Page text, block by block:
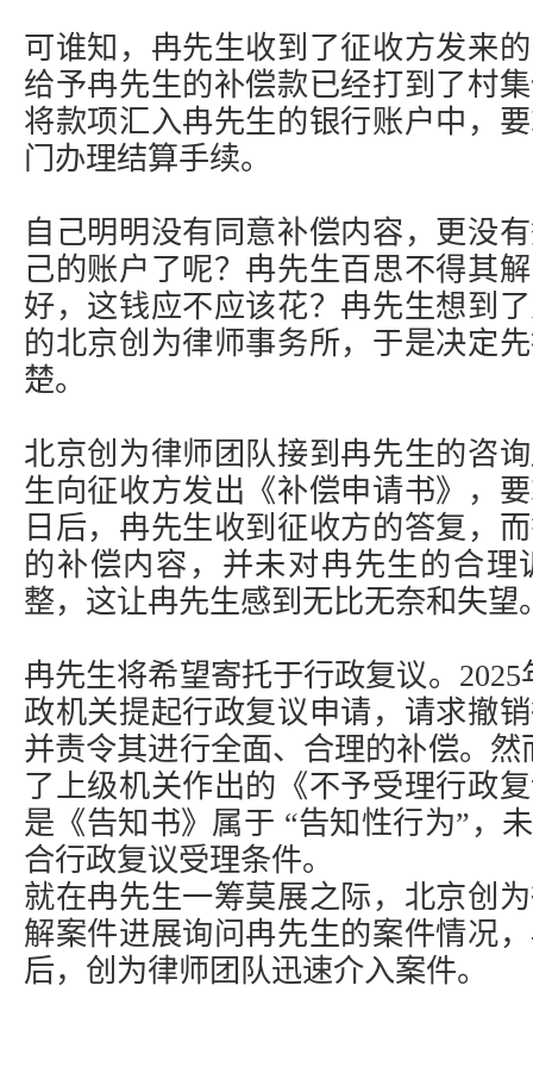
可谁知，冉先生收到了征收方发来
给予冉先生的补偿款已经打到了村
将款项汇入冉先生的银行账户中，
门办理结算手续。
自己明明没有同意补偿内容，更没
己的账户了呢？冉先生百思不得其
好，这钱应不应该花？冉先生想到
的北京创为律师事务所，于是决定
楚。
北京创为律师团队接到冉先生的咨
生向征收方发出《补偿申请书》，
日后，冉先生收到征收方的答复，
的补偿内容，并未对冉先生的合理
整，这让冉先生感到无比无奈和失望
冉先生将希望寄托于行政复议。
政机关提起行政复议申请，请求撤
并责令其进行全面、合理的补偿。
了上级机关作出的《不予受理行政
是《告知书》属于 “告知性行为”，
合行政复议受理条件。
就在冉先生一筹莫展之际，北京创
解案件进展询问冉先生的案件情况
后，创为律师团队迅速介入案件。